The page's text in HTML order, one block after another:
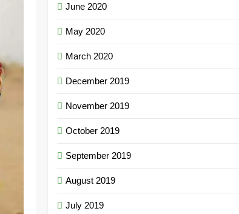
June 2020
May 2020
March 2020
December 2019
November 2019
October 2019
September 2019
August 2019
July 2019